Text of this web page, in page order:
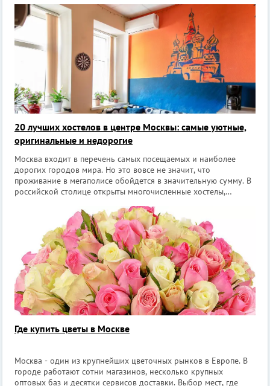
рынок мы подобрали 11 книг,
20 лучших хостелов в центре Москвы: самые уютные,
оригинальные и недорогие
Москва входит в перечень самых посещаемых и наиболее
дорогих городов мира. Но это вовсе не значит, что
проживание в мегаполисе обойдется в значительную сумму. В
российской столице открыты многочисленные хостелы,
и широким спектром услуг. С ком
Где купить цветы в Москве
Москва - один из крупнейших цветочных рынков в Европе. В
городе работают сотни магазинов, несколько крупных
оптовых баз и десятки сервисов доставки. Выбор мест, где